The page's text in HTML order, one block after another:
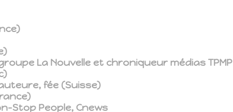
La Nouvelle et chroniqueur médias TPMP
fée (Suisse)
Stop People, Cnews